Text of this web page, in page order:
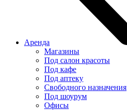
Аренда
Магазины
Под салон красоты
Под кафе
Под аптеку
Свободного назначения
Под шоурум
Офисы